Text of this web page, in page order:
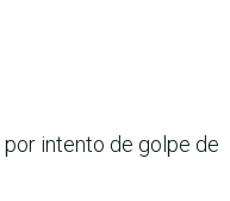
por intento de golpe de